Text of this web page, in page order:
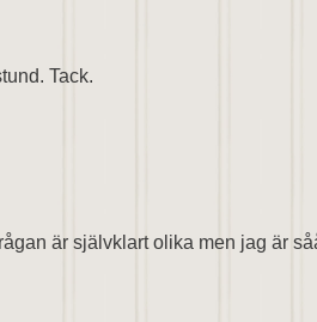
Tack.
är självklart olika men jag är